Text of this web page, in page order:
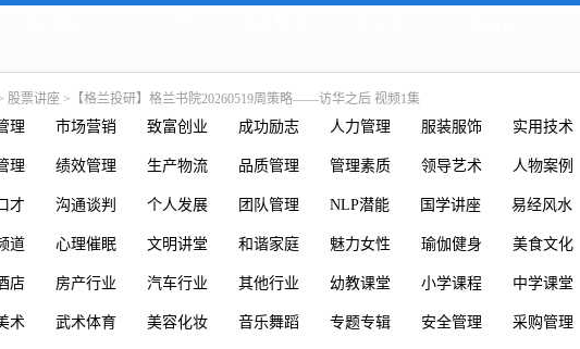
股票讲座 >【格兰投研】格兰书院20260519周策略——访华之后 视频1集
理 市场营销 致富创业 成功励志 人力管理 服装服饰 实用技术
理 绩效管理 生产物流 品质管理 管理素质 领导艺术 人物案例
才 沟通谈判 个人发展 团队管理 NLP潜能 国学讲座 易经风水
道 心理催眠 文明讲堂 和谐家庭 魅力女性 瑜伽健身 美食文化
店 房产行业 汽车行业 其他行业 幼教课堂 小学课程 中学课堂
术 武术体育 美容化妆 音乐舞蹈 专题专辑 安全管理 采购管理